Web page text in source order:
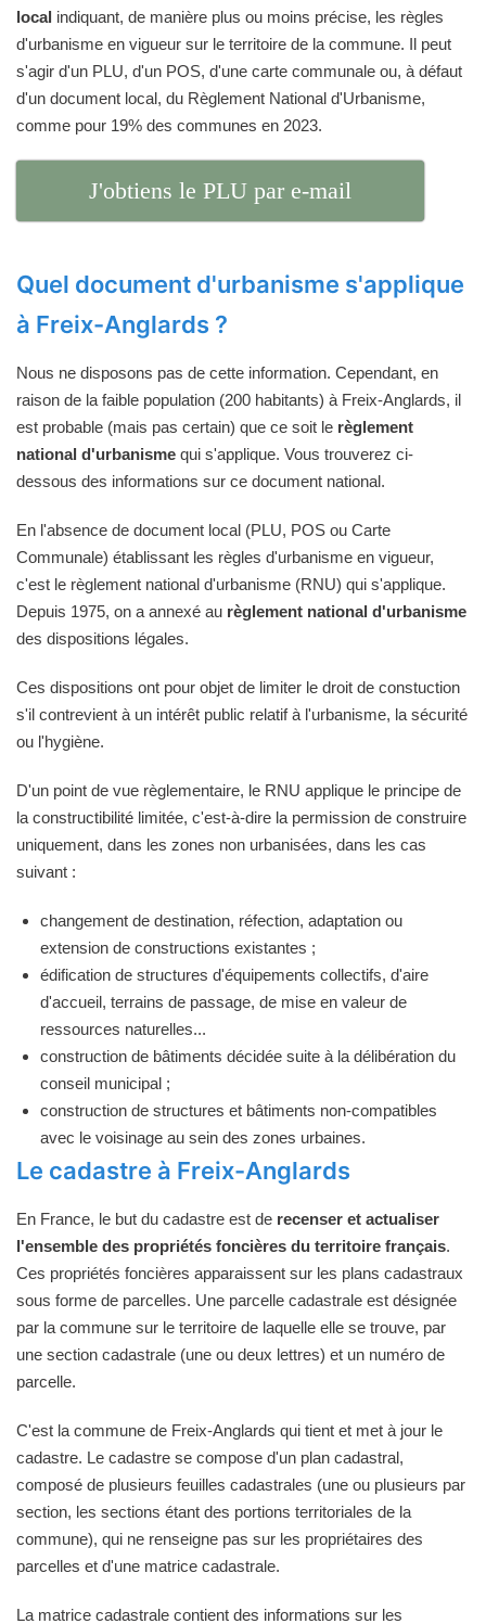
local indiquant, de manière plus ou moins précise, les règles
d'urbanisme en vigueur sur le territoire de la commune. Il peut
s'agir d'un PLU, d'un POS, d'une carte communale ou, à défaut
d'un document local, du Règlement National d'Urbanisme,
comme pour 19% des communes en 2023.
J'obtiens le PLU par e-mail
Quel document d'urbanisme s'applique
à Freix-Anglards ?
Nous ne disposons pas de cette information. Cependant, en
raison de la faible population (200 habitants) à Freix-Anglards, il
est probable (mais pas certain) que ce soit le règlement
national d'urbanisme qui s'applique. Vous trouverez ci-
dessous des informations sur ce document national.
En l'absence de document local (PLU, POS ou Carte
Communale) établissant les règles d'urbanisme en vigueur,
c'est le règlement national d'urbanisme (RNU) qui s'applique.
Depuis 1975, on a annexé au règlement national d'urbanisme
des dispositions légales.
Ces dispositions ont pour objet de limiter le droit de constuction
s'il contrevient à un intérêt public relatif à l'urbanisme, la sécurité
ou l'hygiène.
D'un point de vue règlementaire, le RNU applique le principe de
la constructibilité limitée, c'est-à-dire la permission de construire
uniquement, dans les zones non urbanisées, dans les cas
suivant :
changement de destination, réfection, adaptation ou
extension de constructions existantes ;
édification de structures d'équipements collectifs, d'aire
d'accueil, terrains de passage, de mise en valeur de
ressources naturelles...
construction de bâtiments décidée suite à la délibération du
conseil municipal ;
construction de structures et bâtiments non-compatibles
avec le voisinage au sein des zones urbaines.
Le cadastre à Freix-Anglards
En France, le but du cadastre est de recenser et actualiser
l'ensemble des propriétés foncières du territoire français.
Ces propriétés foncières apparaissent sur les plans cadastraux
sous forme de parcelles. Une parcelle cadastrale est désignée
par la commune sur le territoire de laquelle elle se trouve, par
une section cadastrale (une ou deux lettres) et un numéro de
parcelle.
C'est la commune de Freix-Anglards qui tient et met à jour le
cadastre. Le cadastre se compose d'un plan cadastral,
composé de plusieurs feuilles cadastrales (une ou plusieurs par
section, les sections étant des portions territoriales de la
commune), qui ne renseigne pas sur les propriétaires des
parcelles et d'une matrice cadastrale.
La matrice cadastrale contient des informations sur les